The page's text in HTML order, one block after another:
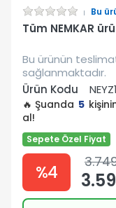
Bu
Tüm NEMKAR
Bu ürünün
sağlanmaktadır.
Ürün Kodu
🔥 Şuanda 5
al!
Sepete Özel Fiyat
%4